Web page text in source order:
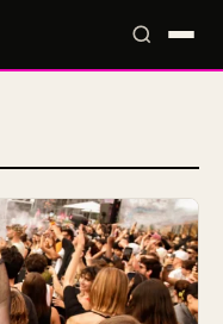
📍 Locales📰 Magazine